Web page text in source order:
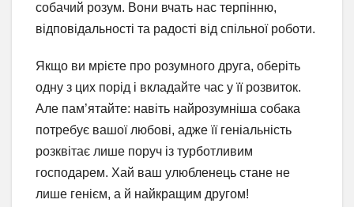
собачий розум. Вони вчать нас терпінню,
відповідальності та радості від спільної роботи.
Якщо ви мрієте про розумного друга, оберіть
одну з цих порід і вкладайте час у її розвиток.
Але пам’ятайте: навіть найрозумніша собака
потребує вашої любові, адже її геніальність
розквітає лише поруч із турботливим
господарем. Хай ваш улюбленець стане не
лише генієм, а й найкращим другом!